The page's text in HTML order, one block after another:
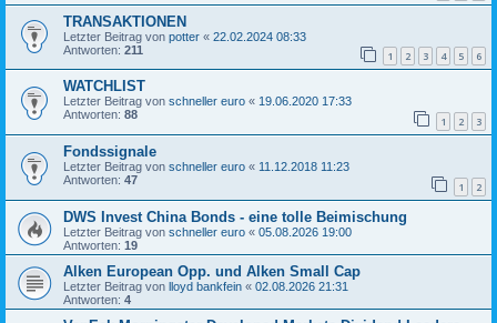
TRANSAKTIONEN
Letzter Beitrag von potter « 22.02.2024 08:33
Antworten: 211 1 2 3 4 5 6
WATCHLIST
Letzter Beitrag von schneller euro « 19.06.2020 17:33
Antworten: 88 1 2 3
Fondssignale
Letzter Beitrag von schneller euro « 11.12.2018 11:23
Antworten: 47 1 2
DWS Invest China Bonds - eine tolle Beimischung
Letzter Beitrag von schneller euro « 05.08.2026 19:00
Antworten: 19
Alken European Opp. und Alken Small Cap
Letzter Beitrag von lloyd bankfein « 02.08.2026 21:31
Antworten: 4